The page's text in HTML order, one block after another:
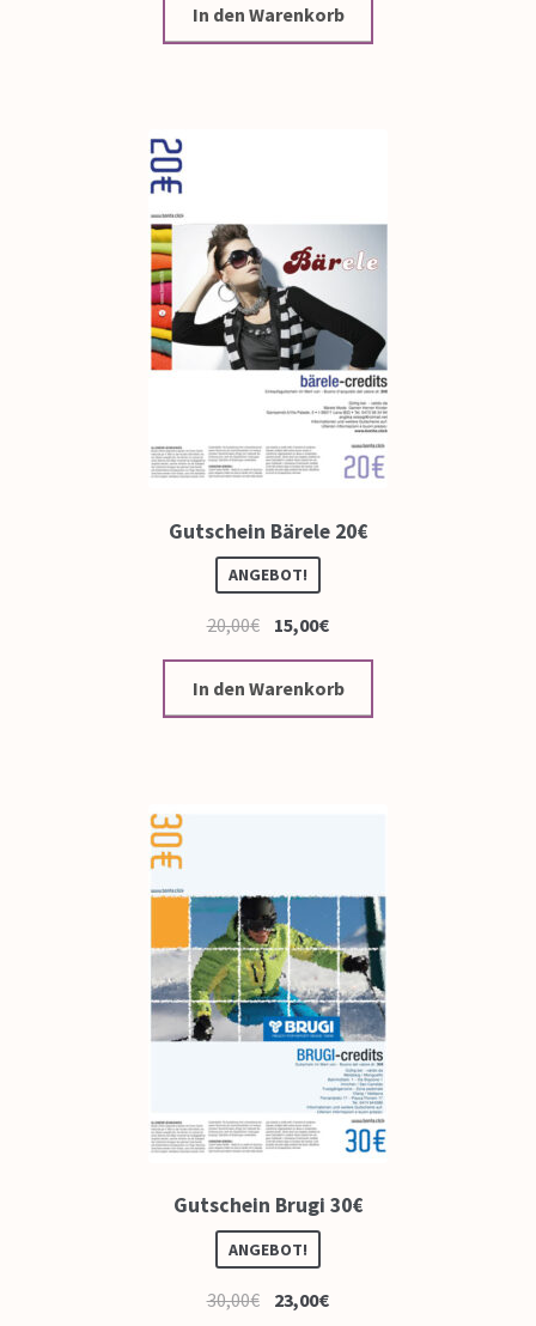
In den Warenkorb
Gutschein Bärele 20€
ANGEBOT!
20,00€ 15,00€
In den Warenkorb
Gutschein Brugi 30€
ANGEBOT!
30,00€ 23,00€